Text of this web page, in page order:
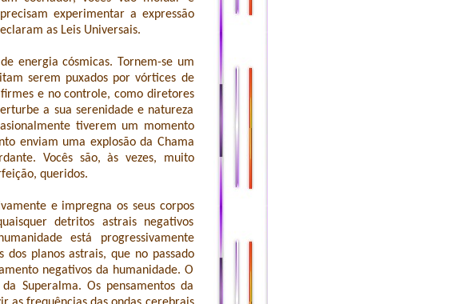
experimentar a expressão
as Leis Universais.
energia cósmicas. Tornem-se um
serem puxados por vórtices de
e no controle, como diretores
a sua serenidade e natureza
tiverem um momento
enviam uma explosão da Chama
Vocês são, às vezes, muito
queridos.
e impregna os seus corpos
detritos astrais negativos
está progressivamente
dos planos astrais, que no passado
negativos da humanidade. O
Superalma. Os pensamentos da